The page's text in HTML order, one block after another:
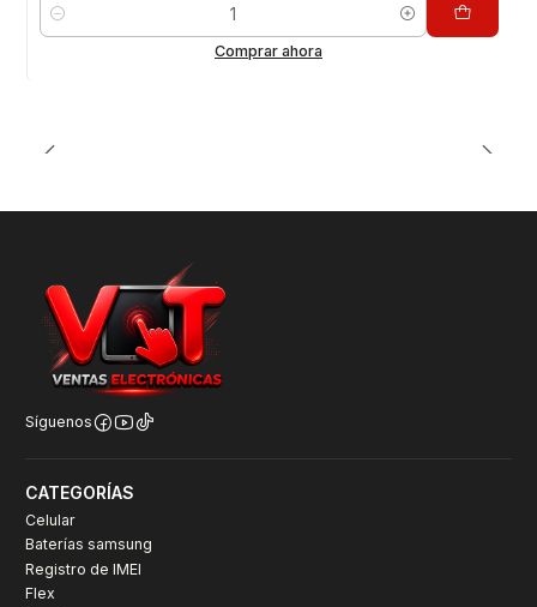
Cantidad
Comprar ahora
Síguenos
CATEGORÍAS
Celular
Baterías samsung
Registro de IMEI
Flex